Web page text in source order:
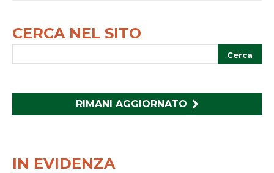
CERCA NEL SITO
RIMANI AGGIORNATO
IN EVIDENZA